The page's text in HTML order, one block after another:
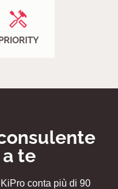
te
conta più di 90